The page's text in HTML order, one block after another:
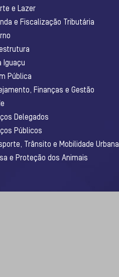
e Lazer
e Fiscalização Tributária
Iguaçu
Pública
Finanças e Gestão
Delegados
Públicos
Trânsito e Mobilidade Urbana
e Proteção dos Animais